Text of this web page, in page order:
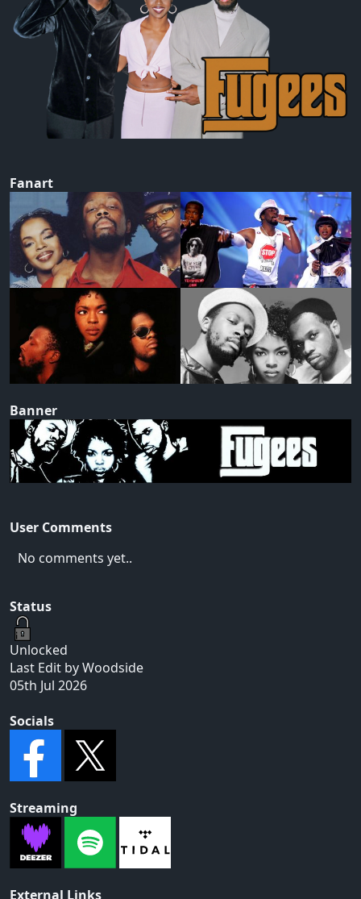
Fanart
Banner
User Comments
No comments yet..
Status
Unlocked
Last Edit by Woodside
05th Jul 2026
Socials
Streaming
External Links